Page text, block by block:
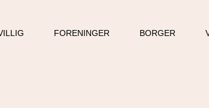
FORENINGER BORGER